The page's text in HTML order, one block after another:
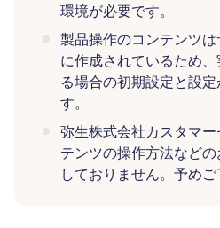
環境が必要です。
製品操作のコンテンツ
に作成されているため
る場合の初期設定と設
す。
弥生株式会社カスタマ
テンツの操作方法など
しておりません。予めご